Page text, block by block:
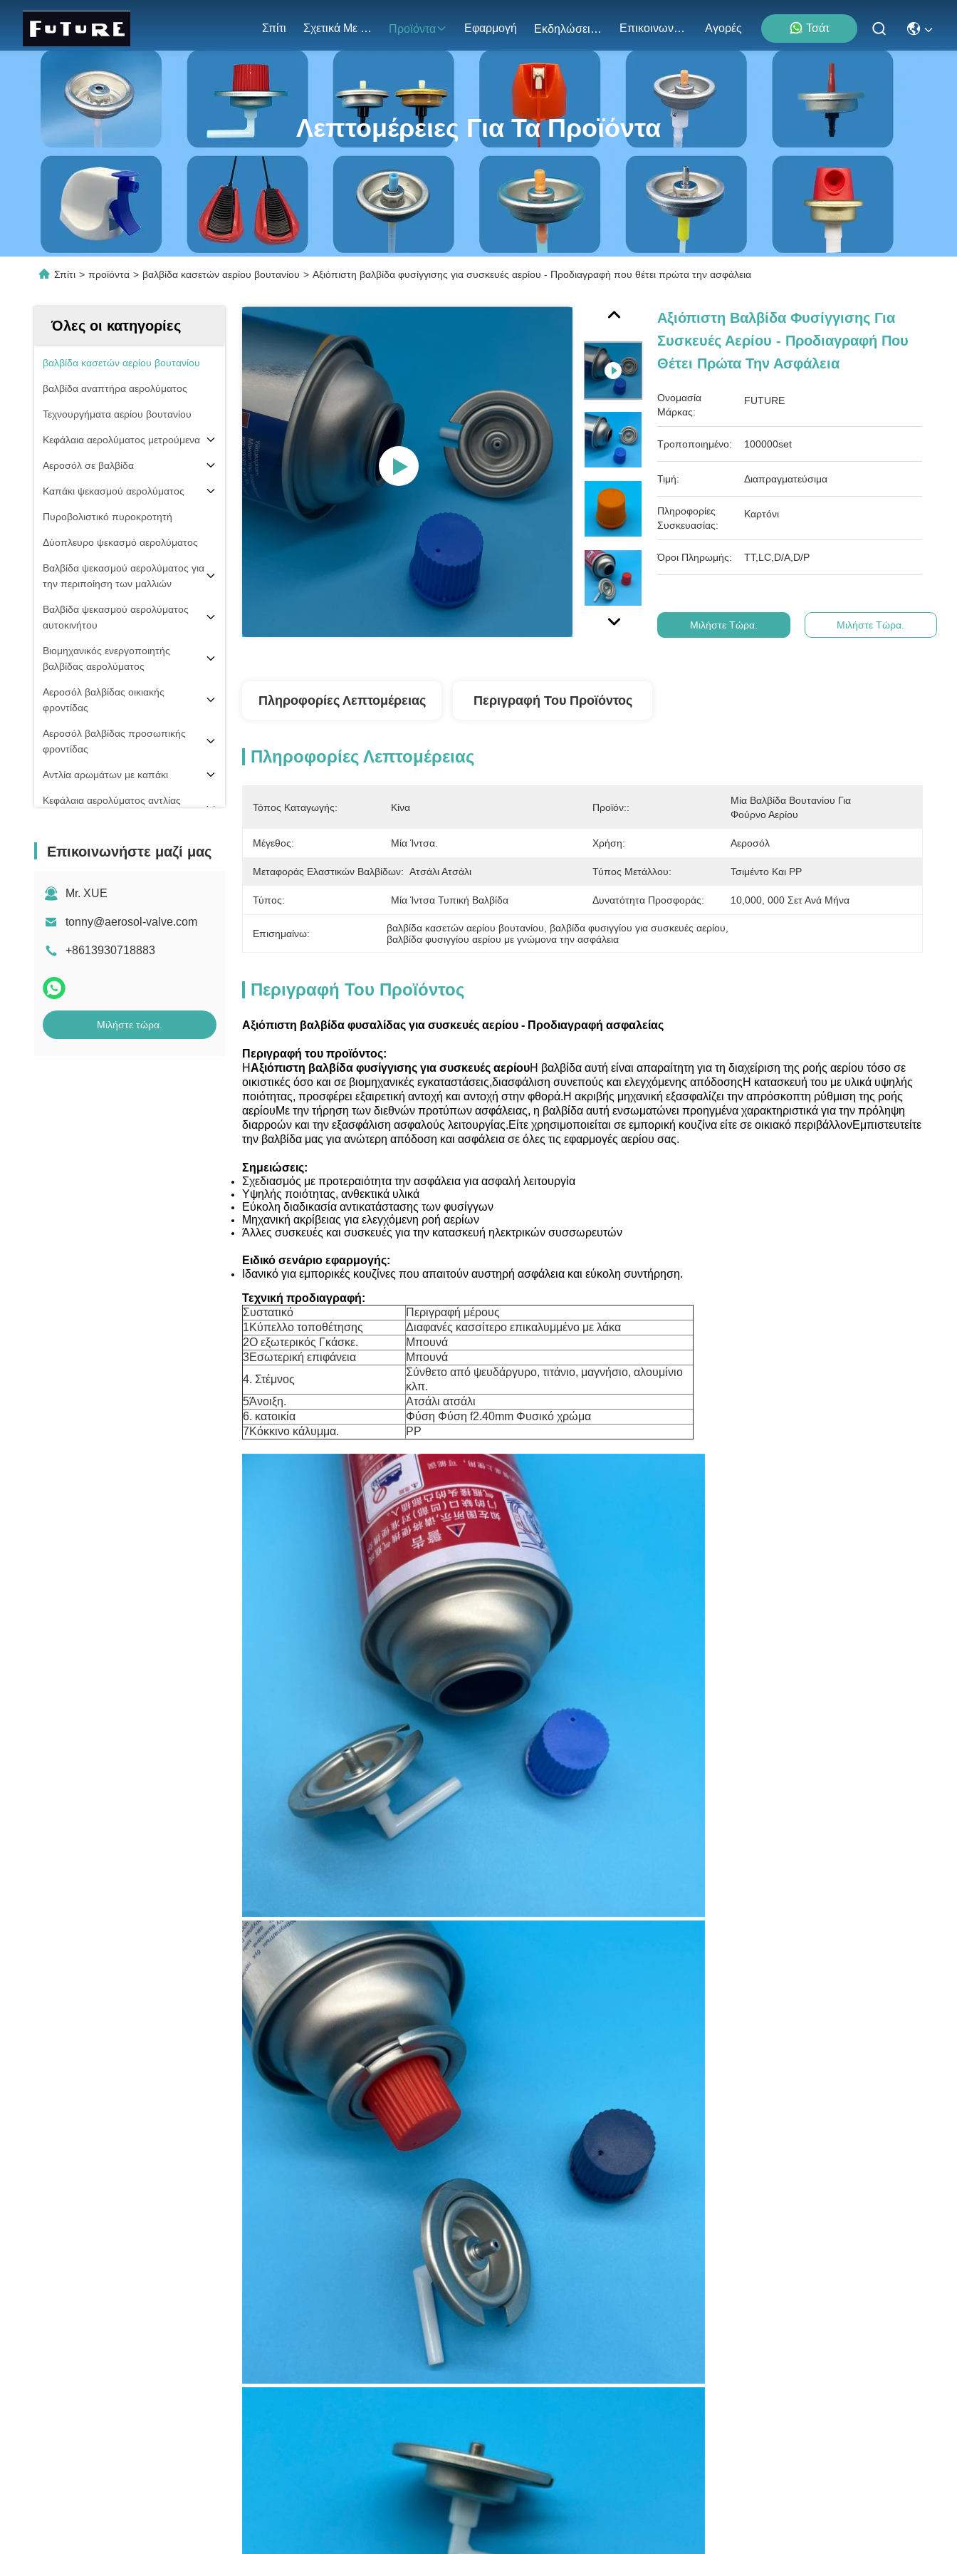
Σπίτι Σχετικά Με Εμάς Προϊόντα Εφαρμογή Εκδηλώσεις Επικοινωνήστε Μαζί Μας Αγορές Τσάτ
Λεπτομέρειες Για Τα Προϊόντα
Σπίτι > προϊόντα > βαλβίδα κασετών αερίου βουτανίου > Αξιόπιστη βαλβίδα φυσίγγισης για συσκευές αερίου - Προδιαγραφή που θέτει πρώτα την ασφάλεια
Όλες οι κατηγορίες
βαλβίδα κασετών αερίου βουτανίου
βαλβίδα αναπτήρα αερολύματος
Τεχνουργήματα αερίου βουτανίου
Κεφάλαια αερολύματος μετρούμενα
Αεροσόλ σε βαλβίδα
Καπάκι ψεκασμού αερολύματος
Πυροβολιστικό πυροκροτητή
Δύοπλευρο ψεκασμό αερολύματος
Βαλβίδα ψεκασμού αερολύματος για
την περιποίηση των μαλλιών
Βαλβίδα ψεκασμού αερολύματος
αυτοκινήτου
Βιομηχανικός ενεργοποιητής
βαλβίδας αερολύματος
Αεροσόλ βαλβίδας οικιακής
φροντίδας
Αεροσόλ βαλβίδας προσωπικής
φροντίδας
Αντλία αρωμάτων με καπάκι
Κεφάλαια αερολύματος αντλίας
Σπρέι πιπεριού
μηχανή πλήρωσης αερολύματος
Επικοινωνήστε μαζί μας
Mr. XUE
tonny@aerosol-valve.com
+8613930718883
Μιλήστε τώρα.
Αξιόπιστη Βαλβίδα Φυσίγγισης Για
Συσκευές Αερίου - Προδιαγραφή Που
Θέτει Πρώτα Την Ασφάλεια
Ονομασία
Μάρκας:
FUTURE
Τροποποιημένο: 100000set
Τιμή: Διαπραγματεύσιμα
Πληροφορίες
Συσκευασίας:
Καρτόνι
Όροι Πληρωμής: ΤΤ,LC,D/A,D/P
Μιλήστε Τώρα. Μιλήστε Τώρα.
Πληροφορίες Λεπτομέρειας Περιγραφή Του Προϊόντος
Πληροφορίες Λεπτομέρειας
Τόπος Καταγωγής: Κίνα Προϊόν::
Μία Βαλβίδα Βουτανίου Για
Φούρνο Αερίου
Μέγεθος: Μία Ίντσα. Χρήση: Αεροσόλ
Μεταφοράς Ελαστικών Βαλβίδων: Ατσάλι Ατσάλι Τύπος Μετάλλου: Τσιμέντο Και PP
Τύπος: Μία Ίντσα Τυπική Βαλβίδα Δυνατότητα Προσφοράς: 10,000, 000 Σετ Ανά Μήνα
Επισημαίνω: βαλβίδα κασετών αερίου βουτανίου βαλβίδα φυσιγγίου για συσκευές αερίου
βαλβίδα φυσιγγίου αερίου με γνώμονα την ασφάλεια
Περιγραφή Του Προϊόντος
Αξιόπιστη βαλβίδα φυσαλίδας για συσκευές αερίου - Προδιαγραφή ασφαλείας
Περιγραφή του προϊόντος:
ΗΑξιόπιστη βαλβίδα φυσίγγισης για συσκευές αερίουΗ βαλβίδα αυτή είναι απαραίτητη για τη διαχείριση της ροής αερίου τόσο σε
οικιστικές όσο και σε βιομηχανικές εγκαταστάσεις,διασφάλιση συνεπούς και ελεγχόμενης απόδοσηςΗ κατασκευή του με υλικά υψηλής
ποιότητας, προσφέρει εξαιρετική αντοχή και αντοχή στην φθορά.Η ακριβής μηχανική εξασφαλίζει την απρόσκοπτη ρύθμιση της ροής
αερίουΜε την τήρηση των διεθνών προτύπων ασφάλειας, η βαλβίδα αυτή ενσωματώνει προηγμένα χαρακτηριστικά για την πρόληψη
διαρροών και την εξασφάλιση ασφαλούς λειτουργίας.Είτε χρησιμοποιείται σε εμπορική κουζίνα είτε σε οικιακό περιβάλλονΕμπιστευτείτε
την βαλβίδα μας για ανώτερη απόδοση και ασφάλεια σε όλες τις εφαρμογές αερίου σας.
Σημειώσεις:
Σχεδιασμός με προτεραιότητα την ασφάλεια για ασφαλή λειτουργία
Υψηλής ποιότητας, ανθεκτικά υλικά
Εύκολη διαδικασία αντικατάστασης των φυσίγγων
Μηχανική ακρίβειας για ελεγχόμενη ροή αερίων
Άλλες συσκευές και συσκευές για την κατασκευή ηλεκτρικών συσσωρευτών
Ειδικό σενάριο εφαρμογής:
Ιδανικό για εμπορικές κουζίνες που απαιτούν αυστηρή ασφάλεια και εύκολη συντήρηση.
Τεχνική προδιαγραφή:
Συστατικό
Περιγραφή μέρους
1Κύπελλο τοποθέτησης
Διαφανές κασσίτερο επικαλυμμένο με λάκα
2Ο εξωτερικός Γκάσκε.
Μπουνά
3Εσωτερική επιφάνεια
Μπουνά
4. Στέμνος
Σύνθετο από ψευδάργυρο, τιτάνιο, μαγνήσιο, αλουμίνιο
κλπ.
5Άνοιξη.
Ατσάλι ατσάλι
6. κατοικία
Φύση Φύση f2.40mm Φυσικό χρώμα
7Κόκκινο κάλυμμα.
PP